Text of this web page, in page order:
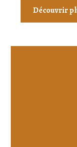
Découvrir